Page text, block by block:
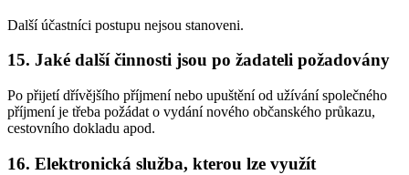
Další účastníci postupu nejsou stanoveni.
15. Jaké další činnosti jsou po žadateli požadovány
Po přijetí dřívějšího příjmení nebo upuštění od užívání společného
příjmení je třeba požádat o vydání nového občanského průkazu,
cestovního dokladu apod.
16. Elektronická služba, kterou lze využít